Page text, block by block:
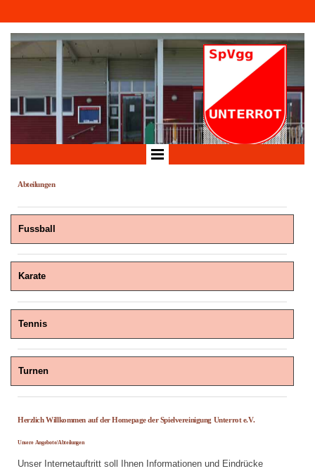
Abteilungen
Fussball
Karate
Tennis
Turnen
Herzlich Willkommen auf der Homepage der Spielvereinigung Unterrot e.V.
Unsere Angebote/Abteilungen
Unser Internetauftritt soll Ihnen Informationen und Eindrücke